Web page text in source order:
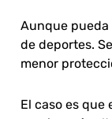
Aunque pueda
de deportes.
menor
El caso es que